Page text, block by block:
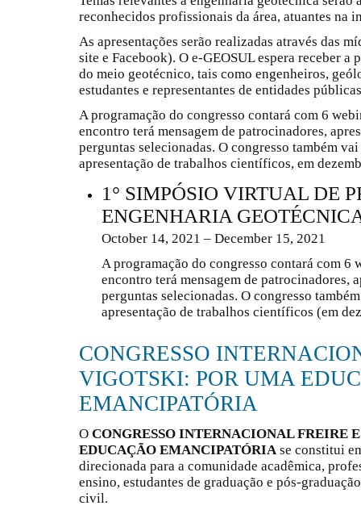
reconhecidos profissionais da área, atuantes na
As apresentações serão realizadas através das
site e Facebook). O e-GEOSUL espera receber
do meio geotécnico, tais como engenheiros,
estudantes e representantes de entidades
A programação do congresso contará com 6
encontro terá mensagem de patrocinadores,
perguntas selecionadas. O congresso também
apresentação de trabalhos científicos, em
1° SIMPÓSIO VIRTUAL DE
ENGENHARIA
October 14, 2021 – December 15, 2021
A programação do congresso contará com 6
encontro terá mensagem de patrocinadores,
perguntas selecionadas. O congresso
apresentação de trabalhos científicos (em
CONGRESSO
VIGOTSKI: POR UMA
EMANCIPATÓRIA
O CONGRESSO INTERNACIONAL FREIRE
EDUCAÇÃO EMANCIPATÓRIA se constitui
direcionada para a comunidade acadêmica,
ensino, estudantes de graduação e pós-
civil.